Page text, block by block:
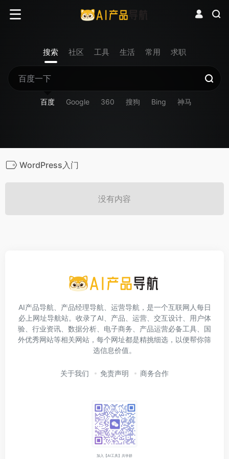
搜索 社区 工具 生活 常用 求职
百度 Google 360 搜狗 Bing 神马
WordPress入门
没有内容
AI产品导航、产品经理导航、运营导航，是一个互联网人每日
必上网址导航站。收录了AI、产品、运营、交互设计、用户体
验、行业资讯、数据分析、电子商务、产品运营必备工具、国
外优秀网站等相关网站，每个网址都是精挑细选，以便帮你筛
选信息价值。
关于我们 免责声明 商务合作
加入【AI工具】共学群